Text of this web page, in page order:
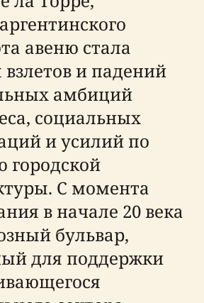
авеню стала
и падений
амбиций
социальных
и усилий по
городской
С момента
в начале 20 века
бульвар,
для поддержки